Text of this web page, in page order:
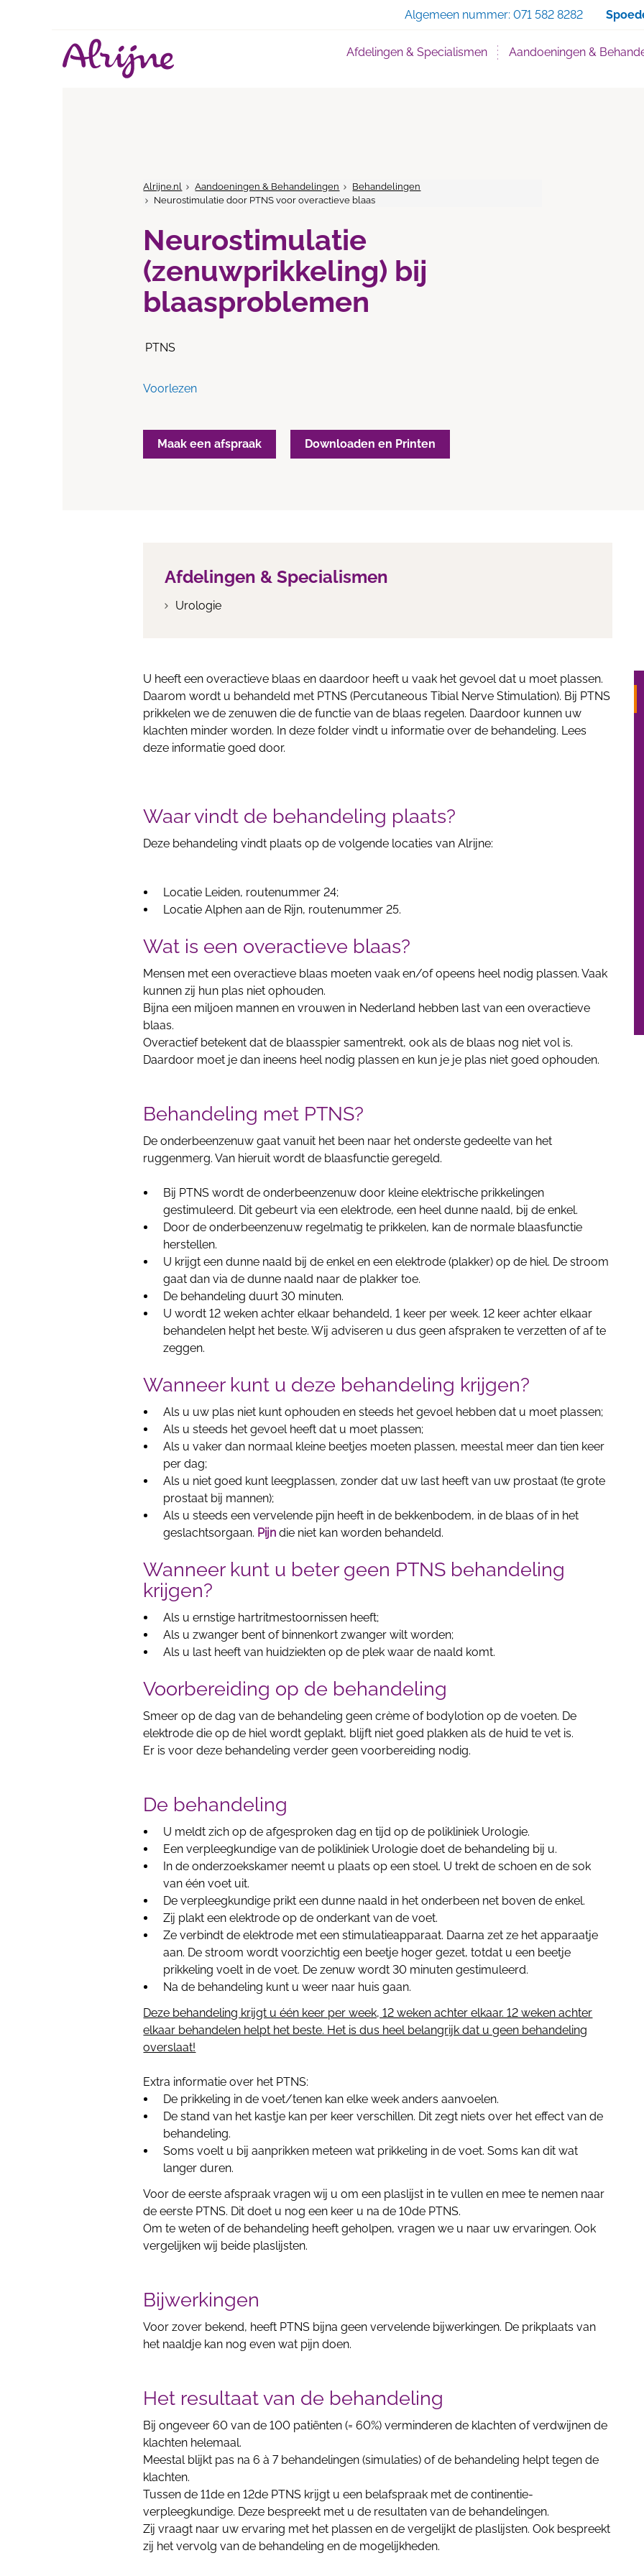
Algemeen nummer: 071 582 8282
Afdelingen & Specialismen Aandoeningen &
Alrijne.nl Aandoeningen & Behandelingen
Behandelingen
Neurostimulatie door PTNS voor overactieve blaas
Neurostimulatie
(zenuwprikkeling) bij
blaasproblemen
PTNS
Voorlezen
Maak een afspraak Downloaden en Printen
Afdelingen & Specialismen
Urologie
U heeft een overactieve blaas en daardoor heeft u vaak het gevoel dat u moet plassen.
Daarom wordt u behandeld met PTNS (Percutaneous Tibial Nerve Stimulation). Bij PTNS
prikkelen we de zenuwen die de functie van de blaas regelen. Daardoor kunnen uw
klachten minder worden. In deze folder vindt u informatie over de behandeling. Lees
deze informatie goed door.
Waar vindt de behandeling plaats?
Deze behandeling vindt plaats op de volgende locaties van Alrijne:
Locatie Leiden, routenummer 24;
Locatie Alphen aan de Rijn, routenummer 25.
Wat is een overactieve blaas?
Mensen met een overactieve blaas moeten vaak en/of opeens heel nodig plassen. Vaak
kunnen zij hun plas niet ophouden.
Bijna een miljoen mannen en vrouwen in Nederland hebben last van een overactieve
blaas.
Overactief betekent dat de blaasspier samentrekt, ook als de blaas nog niet vol is.
Daardoor moet je dan ineens heel nodig plassen en kun je je plas niet goed ophouden.
Behandeling met PTNS?
De onderbeenzenuw gaat vanuit het been naar het onderste gedeelte van het
ruggenmerg. Van hieruit wordt de blaasfunctie geregeld.
Bij PTNS wordt de onderbeenzenuw door kleine elektrische prikkelingen
gestimuleerd. Dit gebeurt via een elektrode, een heel dunne naald, bij de enkel.
Door de onderbeenzenuw regelmatig te prikkelen, kan de normale blaasfunctie
herstellen.
U krijgt een dunne naald bij de enkel en een elektrode (plakker) op de hiel. De stroom
gaat dan via de dunne naald naar de plakker toe.
De behandeling duurt 30 minuten.
U wordt 12 weken achter elkaar behandeld, 1 keer per week. 12 keer achter elkaar
behandelen helpt het beste. Wij adviseren u dus geen afspraken te verzetten of af te
zeggen.
Wanneer kunt u deze behandeling krijgen?
Als u uw plas niet kunt ophouden en steeds het gevoel hebben dat u moet plassen;
Als u steeds het gevoel heeft dat u moet plassen;
Als u vaker dan normaal kleine beetjes moeten plassen, meestal meer dan tien keer
per dag;
Als u niet goed kunt leegplassen, zonder dat uw last heeft van uw prostaat (te grote
prostaat bij mannen);
Als u steeds een vervelende pijn heeft in de bekkenbodem, in de blaas of in het
geslachtsorgaan. Pijn die niet kan worden behandeld.
Wanneer kunt u beter geen PTNS behandeling
krijgen?
Als u ernstige hartritmestoornissen heeft;
Als u zwanger bent of binnenkort zwanger wilt worden;
Als u last heeft van huidziekten op de plek waar de naald komt.
Voorbereiding op de behandeling
Smeer op de dag van de behandeling geen crème of bodylotion op de voeten. De
elektrode die op de hiel wordt geplakt, blijft niet goed plakken als de huid te vet is.
Er is voor deze behandeling verder geen voorbereiding nodig.
De behandeling
U meldt zich op de afgesproken dag en tijd op de polikliniek Urologie.
Een verpleegkundige van de polikliniek Urologie doet de behandeling bij u.
In de onderzoekskamer neemt u plaats op een stoel. U trekt de schoen en de sok
van één voet uit.
De verpleegkundige prikt een dunne naald in het onderbeen net boven de enkel.
Zij plakt een elektrode op de onderkant van de voet.
Ze verbindt de elektrode met een stimulatieapparaat. Daarna zet ze het apparaatje
aan. De stroom wordt voorzichtig een beetje hoger gezet, totdat u een beetje
prikkeling voelt in de voet. De zenuw wordt 30 minuten gestimuleerd.
Na de behandeling kunt u weer naar huis gaan.
Deze behandeling krijgt u één keer per week, 12 weken achter elkaar. 12 weken achter
elkaar behandelen helpt het beste. Het is dus heel belangrijk dat u geen behandeling
overslaat!
Extra informatie over het PTNS:
De prikkeling in de voet/tenen kan elke week anders aanvoelen.
De stand van het kastje kan per keer verschillen. Dit zegt niets over het effect van de
behandeling.
Soms voelt u bij aanprikken meteen wat prikkeling in de voet. Soms kan dit wat
langer duren.
Voor de eerste afspraak vragen wij u om een plaslijst in te vullen en mee te nemen naar
de eerste PTNS. Dit doet u nog een keer u na de 10de PTNS.
Om te weten of de behandeling heeft geholpen, vragen we u naar uw ervaringen. Ook
vergelijken wij beide plaslijsten.
Bijwerkingen
Voor zover bekend, heeft PTNS bijna geen vervelende bijwerkingen. De prikplaats van
het naaldje kan nog even wat pijn doen.
Het resultaat van de behandeling
Bij ongeveer 60 van de 100 patiënten (= 60%) verminderen de klachten of verdwijnen de
klachten helemaal.
Meestal blijkt pas na 6 à 7 behandelingen (simulaties) of de behandeling helpt tegen de
klachten.
Tussen de 11de en 12de PTNS krijgt u een belafspraak met de continentie-
verpleegkundige. Deze bespreekt met u de resultaten van de behandelingen.
Zij vraagt naar uw ervaring met het plassen en de vergelijkt de plaslijsten. Ook bespreekt
zij het vervolg van de behandeling en de mogelijkheden.